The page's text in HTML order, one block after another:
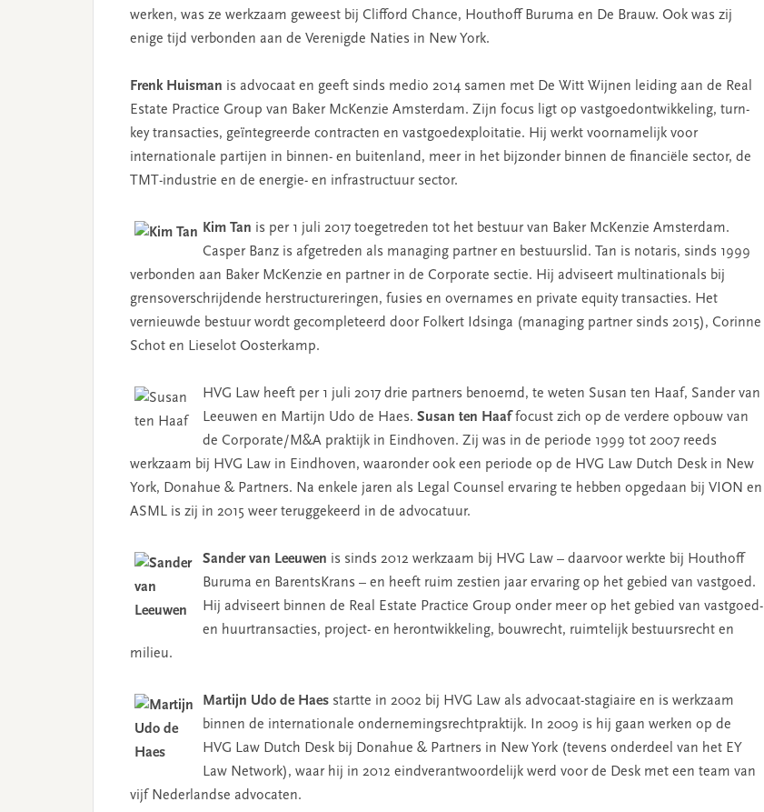
werken, was ze werkzaam geweest bij Clifford Chance, Houthoff Buruma en De Brauw. Ook was zij
enige tijd verbonden aan de Verenigde Naties in New York.
Frenk Huisman is advocaat en geeft sinds medio 2014 samen met De Witt Wijnen leiding aan de Real
Estate Practice Group van Baker McKenzie Amsterdam. Zijn focus ligt op vastgoedontwikkeling, turn-
key transacties, geïntegreerde contracten en vastgoedexploitatie. Hij werkt voornamelijk voor
internationale partijen in binnen- en buitenland, meer in het bijzonder binnen de financiële sector, de
TMT-industrie en de energie- en infrastructuur sector.
Kim Tan is per 1 juli 2017 toegetreden tot het bestuur van Baker McKenzie Amsterdam.
Casper Banz is afgetreden als managing partner en bestuurslid. Tan is notaris, sinds 1999
verbonden aan Baker McKenzie en partner in de Corporate sectie. Hij adviseert multinationals bij
grensoverschrijdende herstructureringen, fusies en overnames en private equity transacties. Het
vernieuwde bestuur wordt gecompleteerd door Folkert Idsinga (managing partner sinds 2015), Corinne
Schot en Lieselot Oosterkamp.
HVG Law heeft per 1 juli 2017 drie partners benoemd, te weten Susan ten Haaf, Sander van
Leeuwen en Martijn Udo de Haes. Susan ten Haaf focust zich op de verdere opbouw van
de Corporate/M&A praktijk in Eindhoven. Zij was in de periode 1999 tot 2007 reeds
werkzaam bij HVG Law in Eindhoven, waaronder ook een periode op de HVG Law Dutch Desk in New
York, Donahue & Partners. Na enkele jaren als Legal Counsel ervaring te hebben opgedaan bij VION en
ASML is zij in 2015 weer teruggekeerd in de advocatuur.
Sander van Leeuwen is sinds 2012 werkzaam bij HVG Law – daarvoor werkte bij Houthoff
Buruma en BarentsKrans – en heeft ruim zestien jaar ervaring op het gebied van vastgoed.
Hij adviseert binnen de Real Estate Practice Group onder meer op het gebied van vastgoed-
en huurtransacties, project- en herontwikkeling, bouwrecht, ruimtelijk bestuursrecht en
milieu.
Martijn Udo de Haes startte in 2002 bij HVG Law als advocaat-stagiaire en is werkzaam
binnen de internationale ondernemingsrechtpraktijk. In 2009 is hij gaan werken op de
HVG Law Dutch Desk bij Donahue & Partners in New York (tevens onderdeel van het EY
Law Network), waar hij in 2012 eindverantwoordelijk werd voor de Desk met een team van
vijf Nederlandse advocaten.